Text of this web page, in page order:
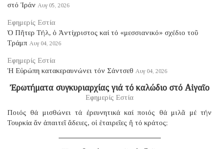
στό Ἰράν Αυγ 05, 2026
Εφημερίς Εστία
Ὁ Πῆτερ Τήλ, ὁ Ἀντίχριστος καί τό «μεσσιανικό» σχέδιο τοῦ
Τράμπ Αυγ 04, 2026
Εφημερίς Εστία
Ἡ Εὐρώπη κατακεραυνώνει τόν Σάντσεθ Αυγ 04, 2026
Ἐρωτήματα συγκυριαρχίας γιά τό καλώδιο στό Αἰγαῖο
Εφημερίς Εστία
Ποιός θά μισθώνει τά ἐρευνητικά καί ποιός θά μιλᾶ μέ τήν
Τουρκία ἄν ἀπαιτεῖ ἄδειες, οἱ ἑταιρεῖες ἤ τό κράτος;